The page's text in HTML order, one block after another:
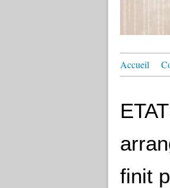
Accueil
finit